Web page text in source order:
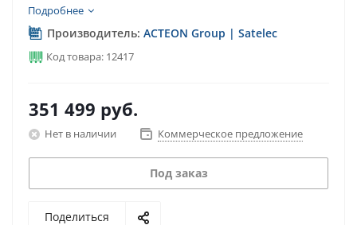
Подробнее
Производитель: ACTEON Group | Satelec
Код товара: 12417
351 499 руб.
Нет в наличии Коммерческое предложение
Под заказ
Поделиться